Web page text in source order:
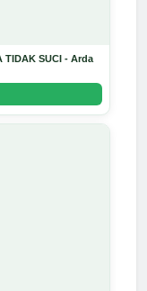
TIDAK SUCI - Arda